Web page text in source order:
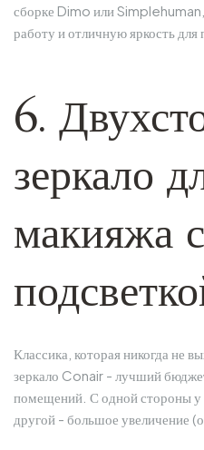
сборке Dimo или
работу и отличную яркость для
6.
зеркало
макияжа с
Классика, которая никогда не
зеркало Conair - лучший
помещений. С одной стороны у
другой - большое увеличение